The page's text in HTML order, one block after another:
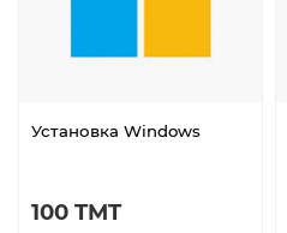
Установка Windows
100 TMT